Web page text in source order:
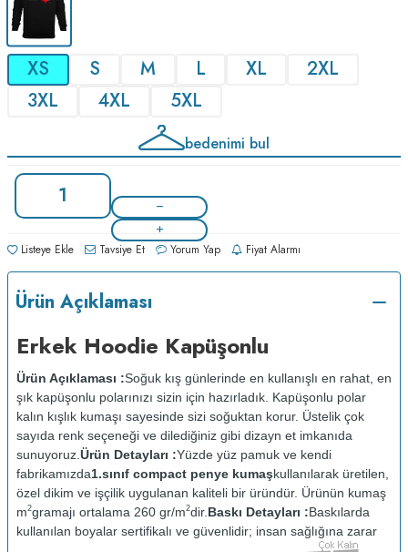
XS S M L XL
2XL
3XL
4XL 5XL
bedenimi bul
Listeye Ekle Tavsiye Et Yorum Yap Fiyat Alarmı
Ürün Açıklaması
Erkek Hoodie Kapüşonlu
Ürün Açıklaması :Soğuk kış günlerinde en kullanışlı en rahat, en
şık kapüşonlu polarınızı sizin için hazırladık. Kapüşonlu polar
kalın kışlık kumaşı sayesinde sizi soğuktan korur. Üstelik çok
sayıda renk seçeneği ve dilediğiniz gibi dizayn et imkanıda
sunuyoruz. Ürün Detayları :Yüzde yüz pamuk ve kendi
fabrikamızda1.sınıf compact penye kumaşkullanılarak üretilen,
özel dikim ve işçilik uygulanan kaliteli bir üründür. Ürünün kumaş
m2gramajı ortalama 260 gr/m2dir. Baskı Detayları :Baskılarda
kullanılan boyalar sertifikalı ve güvenlidir; insan sağlığına zarar